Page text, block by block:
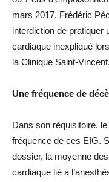
mars 2017, Frédéric
interdiction de pratiquer
cardiaque inexpliqué
la Clinique Saint-Vincent.
Une fréquence de
Dans son réquisitoire, le
fréquence de ces EIG.
dossier, la moyenne
cardiaque lié à